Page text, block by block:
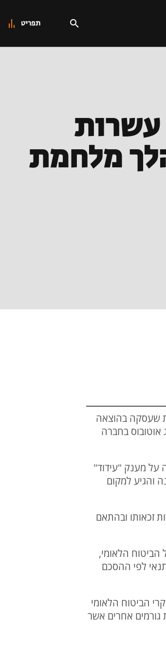
תפריט
עשרות
מלחמת
נעצרו הבוקר 5 חשודים בניהול רשת שעסקה בהוצאה
אוטובוס בחברה
על מענק "עידוד"
והגיע למקום
זכאותו ובהתאם
הלאומי,
בישוב מפונה (זהו התנאי לפי ההסכם
הביטוח הלאומי
אחרים אשר